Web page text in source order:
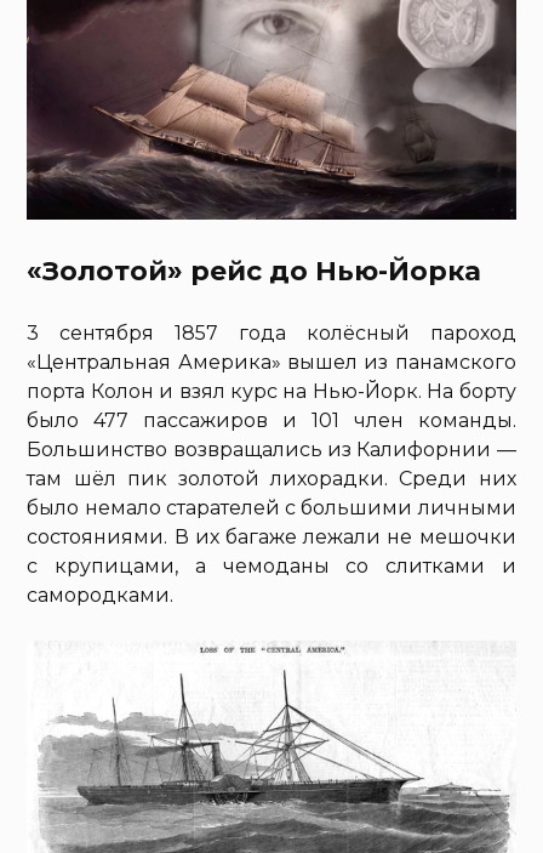
«Золотой» рейс до Нью-Йорка
3 сентября 1857 года колёсный пароход
«Центральная Америка» вышел из панамского
порта Колон и взял курс на Нью-Йорк. На борту
было 477 пассажиров и 101 член команды.
Большинство возвращались из Калифорнии —
там шёл пик золотой лихорадки. Среди них
было немало старателей с большими личными
состояниями. В их багаже лежали не мешочки
с крупицами, а чемоданы со слитками и
самородками.